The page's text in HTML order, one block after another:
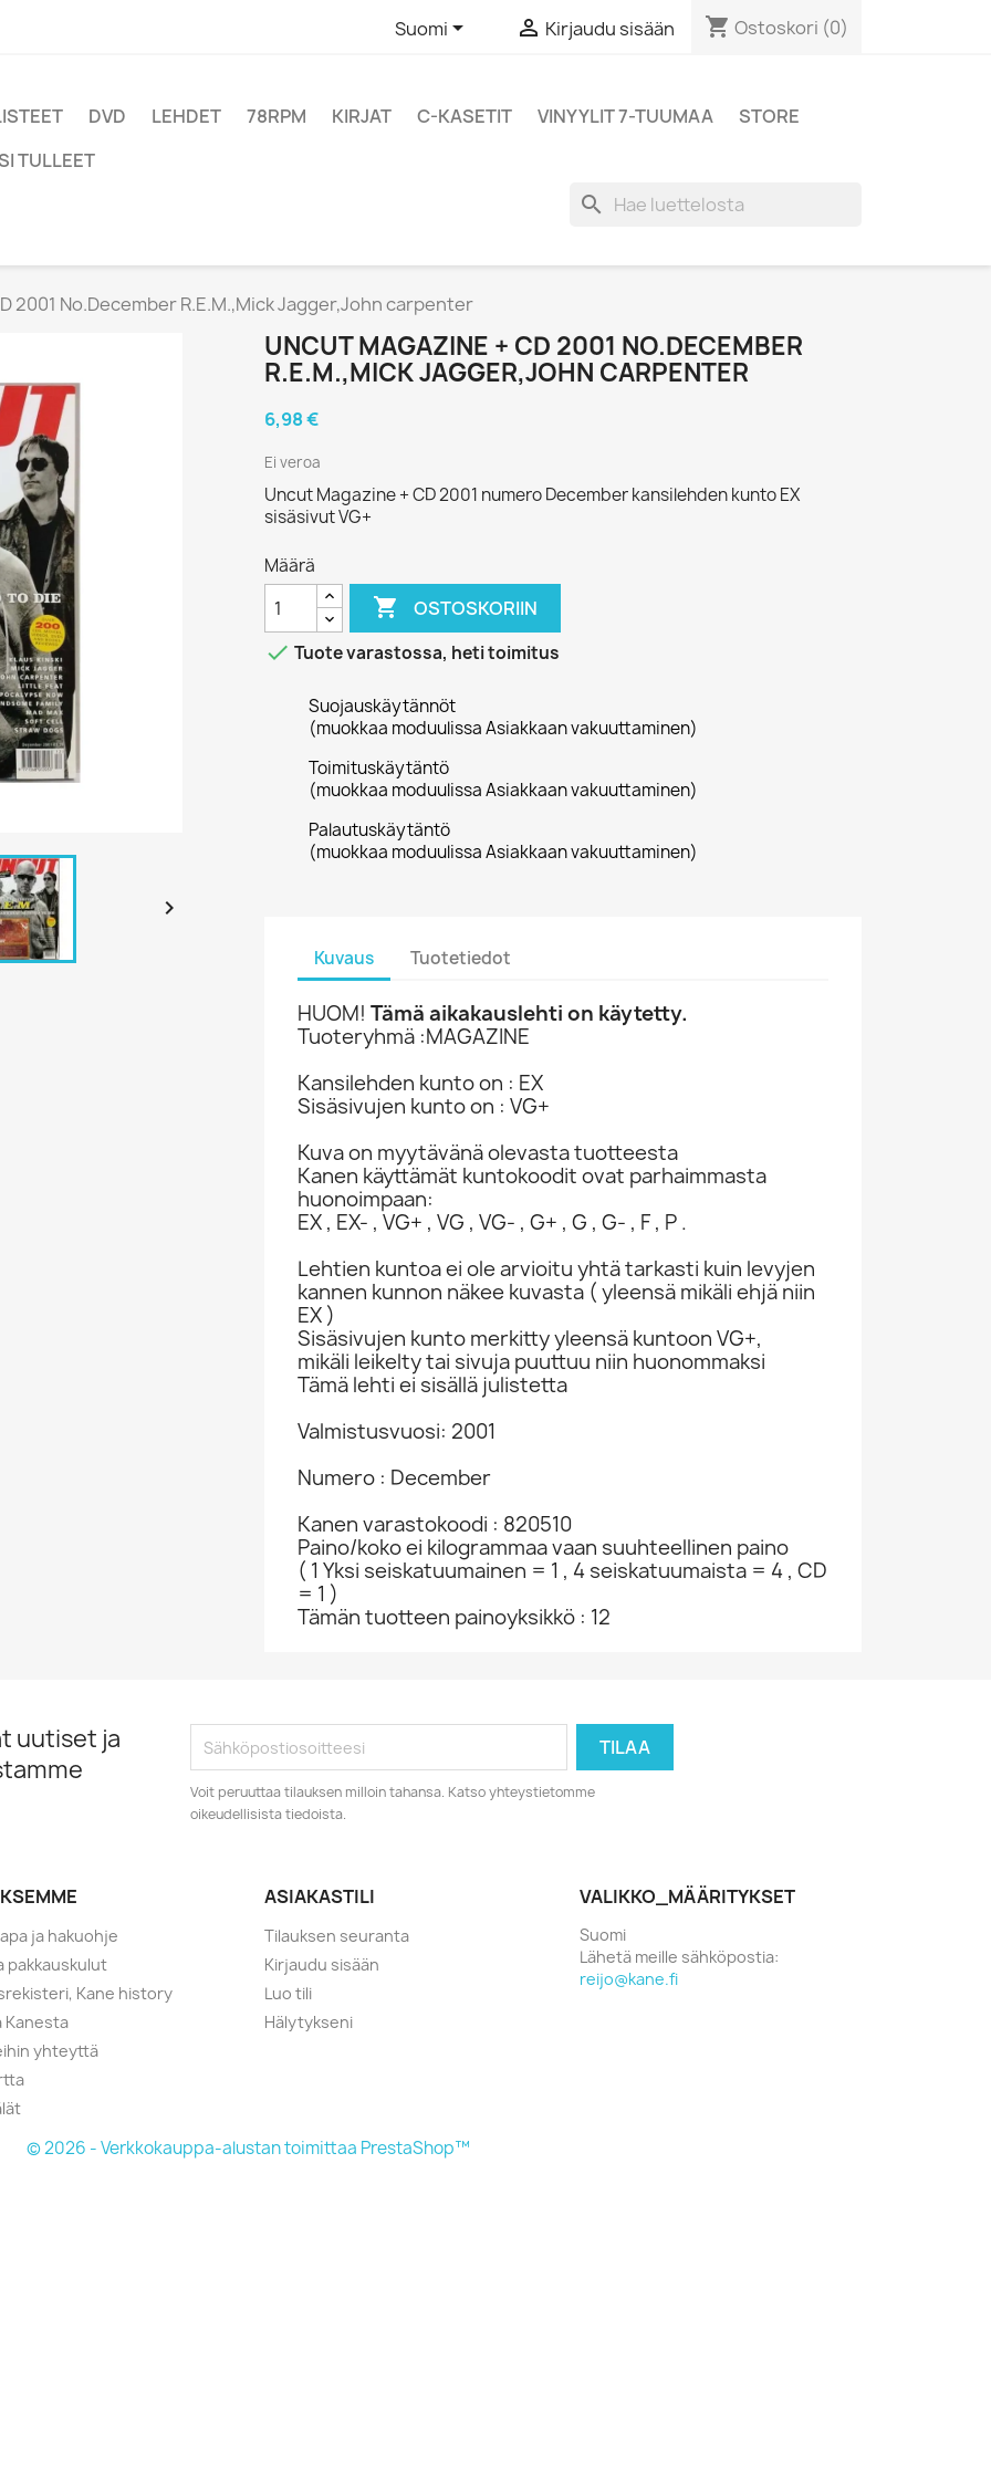
Suomi  Kirjaudu sisään shopping_cart Ostoskori (0)
DVD LEHDET 78RPM KIRJAT C-KASETIT VINYYLIT 7-TUUMAA
STORE
TULLEET
search
2001 No.December R.E.M.,Mick Jagger,John carpenter

UNCUT MAGAZINE + CD 2001 NO.DECEMBER
R.E.M.,MICK JAGGER,JOHN CARPENTER
6,98 €
Ei veroa
Uncut Magazine + CD 2001 numero December kansilehden kunto EX
sisäsivut VG+
Määrä
 OSTOSKORIIN
 Tuote varastossa, heti toimitus
Suojauskäytännöt
(muokkaa moduulissa Asiakkaan vakuuttaminen)
Toimituskäytäntö
(muokkaa moduulissa Asiakkaan vakuuttaminen)
Palautuskäytäntö
(muokkaa moduulissa Asiakkaan vakuuttaminen)
Kuvaus Tuotetiedot
HUOM! Tämä aikakauslehti on käytetty.
Tuoteryhmä :MAGAZINE
Kansilehden kunto on : EX
Sisäsivujen kunto on : VG+
Kuva on myytävänä olevasta tuotteesta
Kanen käyttämät kuntokoodit ovat parhaimmasta
huonoimpaan:
EX , EX- , VG+ , VG , VG- , G+ , G , G- , F , P .
Lehtien kuntoa ei ole arvioitu yhtä tarkasti kuin levyjen
kannen kunnon näkee kuvasta ( yleensä mikäli ehjä niin
EX )
Sisäsivujen kunto merkitty yleensä kuntoon VG+,
mikäli leikelty tai sivuja puuttuu niin huonommaksi
Tämä lehti ei sisällä julistetta
Valmistusvuosi: 2001
Numero : December
Kanen varastokoodi : 820510
Paino/koko ei kilogrammaa vaan suuhteellinen paino
( 1 Yksi seiskatuumainen = 1 , 4 seiskatuumaista = 4 , CD
= 1 )
Tämän tuotteen painoyksikkö : 12
uutiset ja
Voit peruuttaa tilauksen milloin tahansa. Katso yhteystietomme
oikeudellisista tiedoista.
ja hakuohje
pakkauskulut
Kane history
Kanesta
yhteyttä
ASIAKASTILI
Tilauksen seuranta
Kirjaudu sisään
Luo tili
Hälytykseni
VALIKKO_MÄÄRITYKSET
Suomi
Lähetä meille sähköpostia:
reijo@kane.fi
© 2026 - Verkkokauppa-alustan toimittaa PrestaShop™